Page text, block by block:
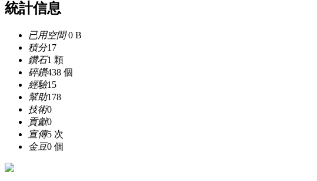
統計信息
已用空間0 B
積分17
鑽石1 顆
碎鑽438 個
經驗15
幫助178
技術0
貢獻0
宣傳5 次
金豆0 個